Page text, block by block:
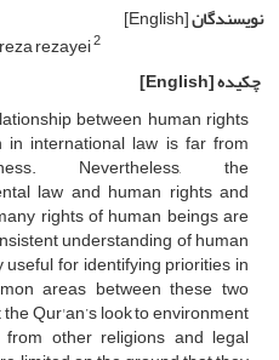
نویسندگان[English]
rezayei2
چکیده[English]
between human rights
international law is far from
Nevertheless, the
law and human rights and
rights of human beings are
understanding of human
for identifying priorities in
areas between these two
Qur'an’s look to environment
from other religions and legal